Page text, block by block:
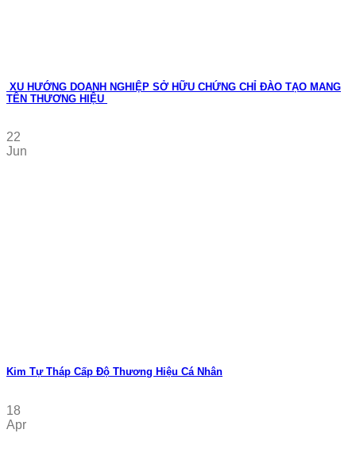
XU HƯỚNG DOANH NGHIỆP SỞ HỮU CHỨNG CHỈ ĐÀO TẠO MANG
TÊN THƯƠNG HIỆU
22
Jun
Kim Tự Tháp Cấp Độ Thương Hiệu Cá Nhân
18
Apr